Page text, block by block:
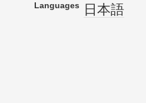
Languages 日本語